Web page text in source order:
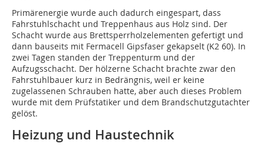
Primärenergie wurde auch dadurch eingespart, dass
Fahrstuhlschacht und Treppenhaus aus Holz sind. Der
Schacht wurde aus Brettsperrholzelementen gefertigt und
dann bauseits mit Fermacell Gipsfaser gekapselt (K2 60). In
zwei Tagen standen der Treppenturm und der
Aufzugsschacht. Der hölzerne Schacht brachte zwar den
Fahrstuhlbauer kurz in Bedrängnis, weil er keine
zugelassenen Schrauben hatte, aber auch dieses Problem
wurde mit dem Prüfstatiker und dem Brandschutzgutachter
gelöst.
Heizung und Haustechnik